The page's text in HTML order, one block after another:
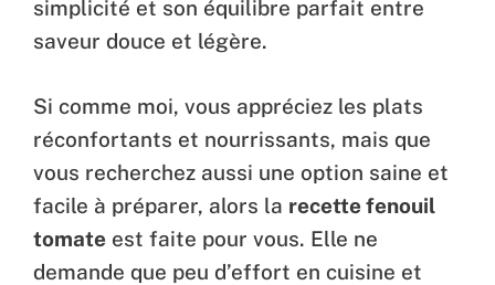
simplicité et son équilibre parfait entre
saveur douce et légère.
Si comme moi, vous appréciez les plats
réconfortants et nourrissants, mais que
vous recherchez aussi une option saine et
facile à préparer, alors la recette fenouil
tomate est faite pour vous. Elle ne
demande que peu d’effort en cuisine et